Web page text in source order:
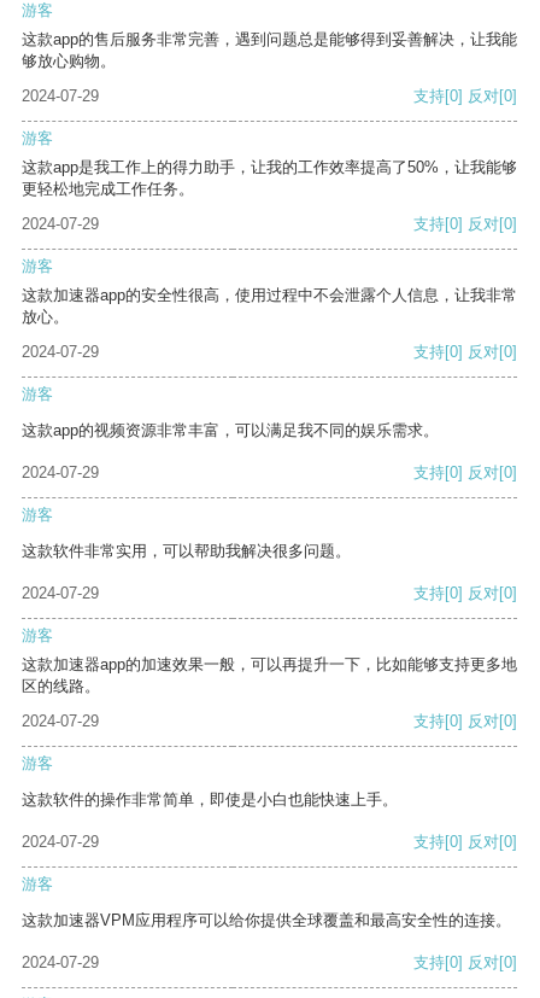
游客
这款app的售后服务非常完善，遇到问题总是能够得到妥善解决，让我能
够放心购物。
2024-07-29
支持[0] 反对[0]
游客
这款app是我工作上的得力助手，让我的工作效率提高了50%，让我能够
更轻松地完成工作任务。
2024-07-29
支持[0] 反对[0]
游客
这款加速器app的安全性很高，使用过程中不会泄露个人信息，让我非常
放心。
2024-07-29
支持[0] 反对[0]
游客
这款app的视频资源非常丰富，可以满足我不同的娱乐需求。
2024-07-29 支持[0] 反对[0]
游客
这款软件非常实用，可以帮助我解决很多问题。
2024-07-29 支持[0] 反对[0]
游客
这款加速器app的加速效果一般，可以再提升一下，比如能够支持更多地
区的线路。
2024-07-29
支持[0] 反对[0]
游客
这款软件的操作非常简单，即使是小白也能快速上手。
2024-07-29 支持[0] 反对[0]
游客
这款加速器VPM应用程序可以给你提供全球覆盖和最高安全性的连接。
2024-07-29 支持[0] 反对[0]